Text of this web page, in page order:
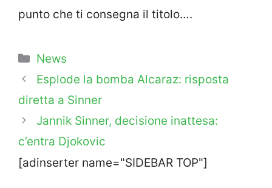
punto che ti consegna il titolo….
Categorie
News
Esplode la bomba Alcaraz: risposta
diretta a Sinner
Jannik Sinner, decisione inattesa:
c’entra Djokovic
[adinserter name="SIDEBAR TOP"]